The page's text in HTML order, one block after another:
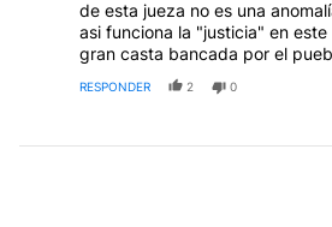
de esta jueza no es una
asi funciona la "justicia" en
gran casta bancada por el
RESPONDER 2 0